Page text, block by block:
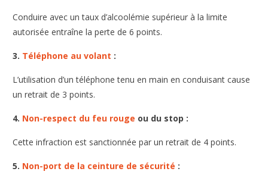
Conduire avec un taux d’alcoolémie supérieur à la limite
autorisée entraîne la perte de 6 points.
3. Téléphone au volant :
L’utilisation d’un téléphone tenu en main en conduisant cause
un retrait de 3 points.
4. Non-respect du feu rouge ou du stop :
Cette infraction est sanctionnée par un retrait de 4 points.
5. Non-port de la ceinture de sécurité :